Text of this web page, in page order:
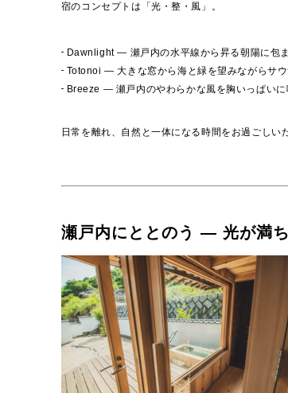
宿のコンセプトは「光・整・風」。
Dawnlight ― 瀬戸内の水平線から昇る朝陽に包
Totonoi ― 大きな窓から海と緑を望みながらサウ
Breeze ― 瀬戸内のやわらかな風を胸いっぱいに
日常を離れ、自然と一体になる時間をお過ごしい
瀬戸内にととのう ― 光が満